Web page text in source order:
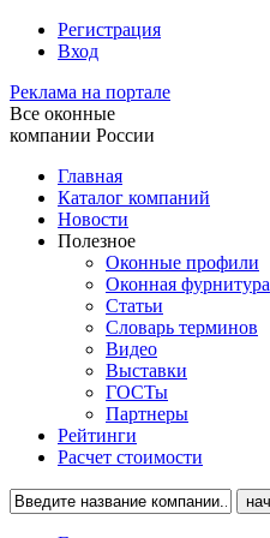
Регистрация
Вход
Реклама на портале
Все оконные
компании России
Главная
Каталог компаний
Новости
Полезное
Оконные профили
Оконная фурнитура
Статьи
Словарь терминов
Видео
Выставки
ГОСТы
Партнеры
Рейтинги
Расчет стоимости